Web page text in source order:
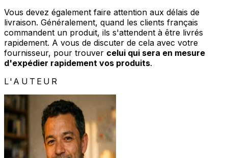
Vous devez également faire attention aux délais de
livraison. Généralement, quand les clients français
commandent un produit, ils s'attendent à être livrés
rapidement. A vous de discuter de cela avec votre
fournisseur, pour trouver celui qui sera en mesure
d'expédier rapidement vos produits.
L'AUTEUR